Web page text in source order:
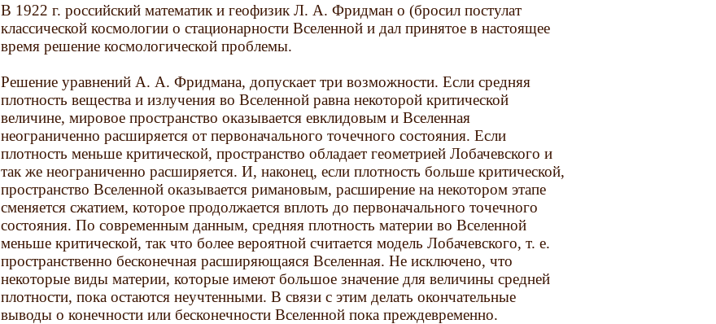
В 1922 г. российский математик и геофизик Л. А. Фридман о (бросил постулат
классической космологии о стационарности Вселенной и дал принятое в настоящее
время решение космологической проблемы.
Решение уравнений А. А. Фридмана, допускает три возможности. Если средняя
плотность вещества и излучения во Вселенной равна некоторой критической
величине, мировое пространство оказывается евклидовым и Вселенная
неограниченно расширяется от первоначального точечного состояния. Если
плотность меньше критической, пространство обладает геометрией Лобачевского и
так же неограниченно расширяется. И, наконец, если плотность больше критической,
пространство Вселенной оказывается римановым, расширение на некотором этапе
сменяется сжатием, которое продолжается вплоть до первоначального точечного
состояния. По современным данным, средняя плотность материи во Вселенной
меньше критической, так что более вероятной считается модель Лобачевского, т. е.
пространственно бесконечная расширяющаяся Вселенная. Не исключено, что
некоторые виды материи, которые имеют большое значение для величины средней
плотности, пока остаются неучтенными. В связи с этим делать окончательные
выводы о конечности или бесконечности Вселенной пока преждевременно.